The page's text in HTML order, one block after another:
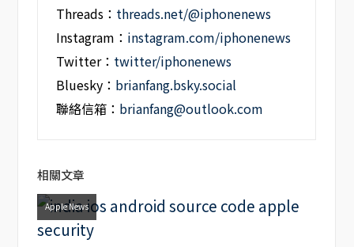
Threads： threads.net/@iphonenews
Instagram： instagram.com/iphonenews
Twitter： twitter/iphonenews
Bluesky： brianfang.bsky.social
聯絡信箱： brianfang@outlook.com
相關文章
Apple News